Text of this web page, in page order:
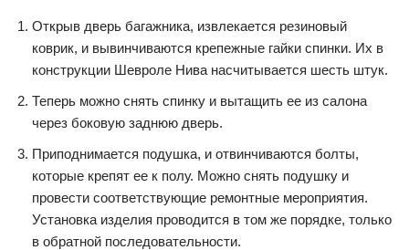
Открыв дверь багажника, извлекается резиновый
коврик, и вывинчиваются крепежные гайки спинки. Их в
конструкции Шевроле Нива насчитывается шесть штук.
Теперь можно снять спинку и вытащить ее из салона
через боковую заднюю дверь.
Приподнимается подушка, и отвинчиваются болты,
которые крепят ее к полу. Можно снять подушку и
провести соответствующие ремонтные мероприятия.
Установка изделия проводится в том же порядке, только
в обратной последовательности.